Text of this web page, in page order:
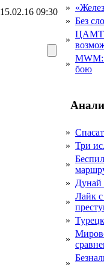
15.02.16 09:30
»
» Без
»
»
MWM:
бою
»
» Три
»
» Дунай
»
Лайк с
»
»
»